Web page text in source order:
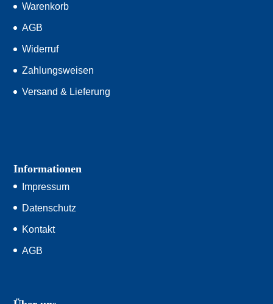
Warenkorb
AGB
Widerruf
Zahlungsweisen
Versand & Lieferung
Informationen
Impressum
Datenschutz
Kontakt
AGB